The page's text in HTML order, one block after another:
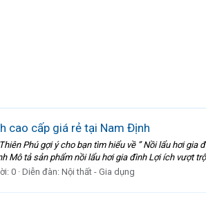
cao cấp giá rẻ tại Nam Định
Phú gợi ý cho bạn tìm hiểu về ” Nồi lẩu hơi
Mô tả sản phẩm nồi lẩu hơi gia đình Lợi ích vượt
0 Diễn đàn: Nội thất - Gia dụng